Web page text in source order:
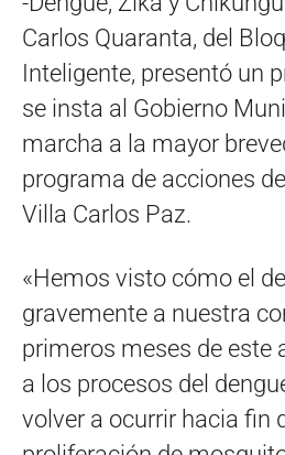
Carlos Quaranta, del
Inteligente, presentó un
se insta al Gobierno
marcha a la mayor
programa de acciones
Villa Carlos Paz.
«Hemos visto cómo el
gravemente a nuestra
primeros meses de este
a los procesos del
volver a ocurrir hacia fin